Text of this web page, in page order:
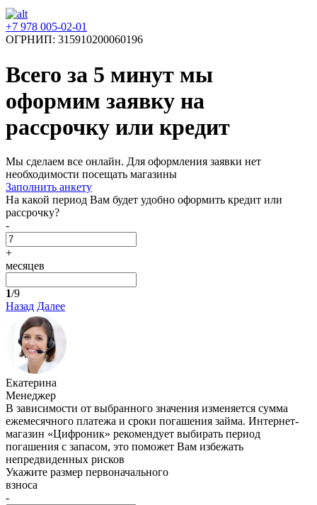
+7 978 005-02-01
ОГРНИП: 315910200060196
Всего за 5 минут мы
оформим заявку на
рассрочку или кредит
Мы сделаем все онлайн. Для оформления заявки нет
необходимости посещать магазины
Заполнить анкету
На какой период Вам будет удобно оформить кредит или
рассрочку?
-
+
месяцев
1/9
Назад Далее
Екатерина
Менеджер
В зависимости от выбранного значения изменяется сумма
ежемесячного платежа и сроки погашения займа. Интернет-
магазин «Цифроник» рекомендует выбирать период
погашения с запасом, это поможет Вам избежать
непредвиденных рисков
Укажите размер первоначального
взноса
-